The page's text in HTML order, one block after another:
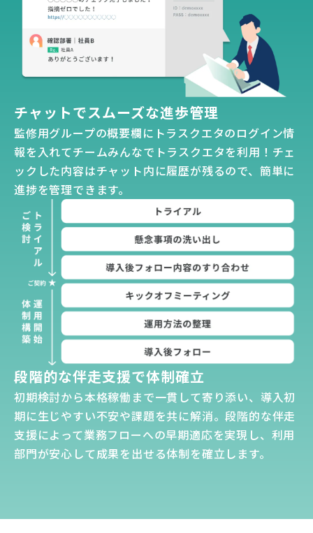
チャットでスムーズな進歩管理
監修用グループの概要欄にトラスクエタのログイン情
報を入れてチームみんなでトラスクエタを利用！チェ
ックした内容はチャット内に履歴が残るので、簡単に
進捗を管理できます。
段階的な伴走支援で体制確立
初期検討から本格稼働まで一貫して寄り添い、導入初
期に生じやすい不安や課題を共に解消。段階的な伴走
支援によって業務フローへの早期適応を実現し、利用
部門が安心して成果を出せる体制を確立します。